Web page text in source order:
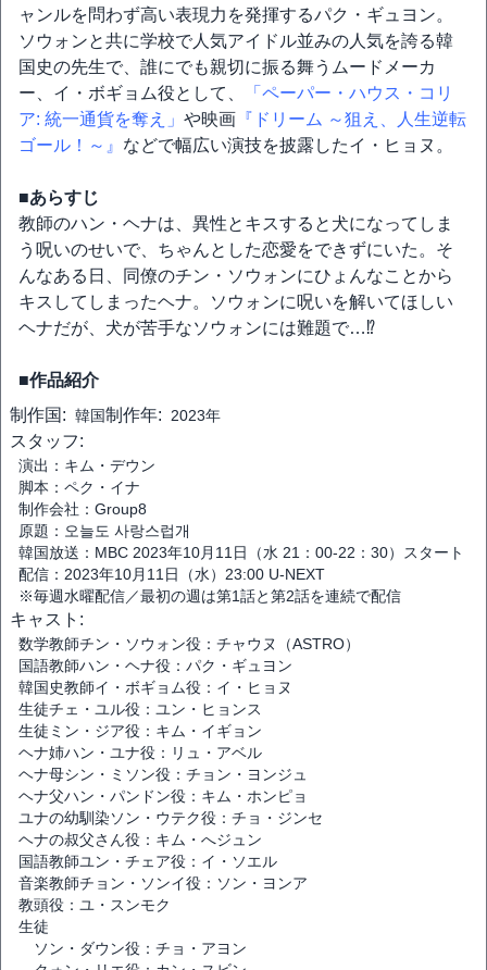
ャンルを問わず高い表現力を発揮するパク・ギュヨン。
ソウォンと共に学校で人気アイドル並みの人気を誇る韓
国史の先生で、誰にでも親切に振る舞うムードメーカ
ー、イ・ボギョム役として、
「ペーパー・ハウス・コリ
ア: 統一通貨を奪え」 や映画 『ドリーム ～狙え、人生逆転
ゴール！～』 などで幅広い演技を披露したイ・ヒョヌ。
■あらすじ
教師のハン・ヘナは、異性とキスすると犬になってしま
う呪いのせいで、ちゃんとした恋愛をできずにいた。そ
んなある日、同僚のチン・ソウォンにひょんなことから
キスしてしまったヘナ。ソウォンに呪いを解いてほしい
ヘナだが、犬が苦手なソウォンには難題で…⁉
■作品紹介
制作国: 韓国制作年: 2023年
スタッフ:
演出：キム・デウン
脚本：ペク・イナ
制作会社：Group8
原題：오늘도 사랑스럽개
韓国放送：MBC 2023年10月11日（水 21：00-22：30）スタート
配信：2023年10月11日（水）23:00 U-NEXT
※毎週水曜配信／最初の週は第1話と第2話を連続で配信
キャスト:
数学教師チン・ソウォン役：チャウヌ（ASTRO）
国語教師ハン・ヘナ役：パク・ギュヨン
韓国史教師イ・ボギョム役：イ・ヒョヌ
生徒チェ・ユル役：ユン・ヒョンス
生徒ミン・ジア役：キム・イギョン
ヘナ姉ハン・ユナ役：リュ・アベル
ヘナ母シン・ミソン役：チョン・ヨンジュ
ヘナ父ハン・パンドン役：キム・ホンピョ
ユナの幼馴染ソン・ウテク役：チョ・ジンセ
ヘナの叔父さん役：キム・へジュン
国語教師ユン・チェア役：イ・ソエル
音楽教師チョン・ソンイ役：ソン・ヨンア
教頭役：ユ・スンモク
生徒
ソン・ダウン役：チョ・アヨン